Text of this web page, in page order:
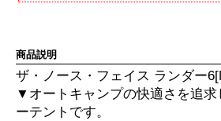
商品説明
ザ・ノース・フェイス ランダー
▼オートキャンプの快適さを追求
ーテントです。